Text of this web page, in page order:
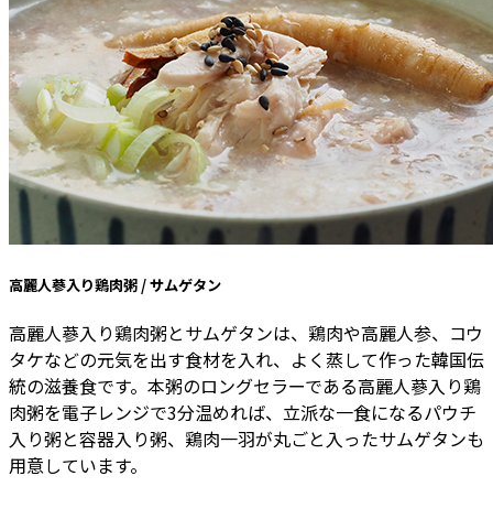
高麗人蔘入り鶏肉粥 / サムゲタン
高麗人蔘入り鶏肉粥とサムゲタンは、鶏肉や高麗人参、コウ
タケなどの元気を出す食材を入れ、よく蒸して作った韓国伝
統の滋養食です。本粥のロングセラーである高麗人蔘入り鶏
肉粥を電子レンジで3分温めれば、立派な一食になるパウチ
入り粥と容器入り粥、鶏肉一羽が丸ごと入ったサムゲタンも
用意しています。